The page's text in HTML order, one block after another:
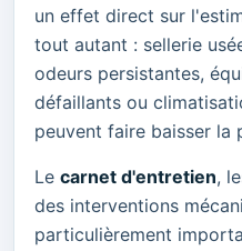
un effet direct sur
tout autant : sellerie
odeurs persistantes,
défaillants ou
peuvent faire baisser la
Le carnet d'entretien,
des interventions
particulièrement